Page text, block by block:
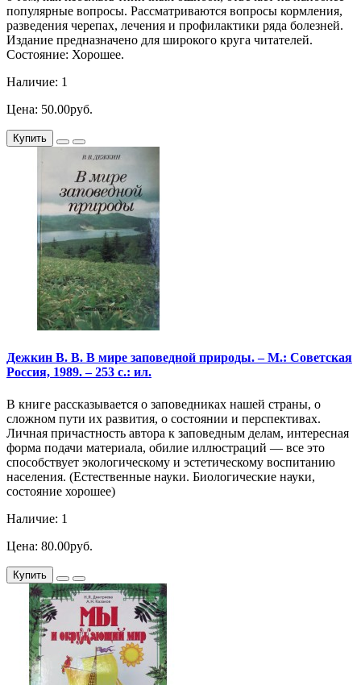
популярные вопросы. Рассматриваются вопросы кормления,
разведения черепах, лечения и профилактики ряда болезней.
Издание предназначено для широкого круга читателей.
Состояние: Хорошее.
Наличие: 1
Цена: 50.00руб.
Купить
Дежкин В. В. В мире заповедной природы. – М.: Советская
Россия, 1989. – 253 с.: ил.
В книге рассказывается о заповедниках нашей страны, о
сложном пути их развития, о состоянии и перспективах.
Личная причастность автора к заповедным делам, интересная
форма подачи материала, обилие иллюстраций — все это
способствует экологическому и эстетическому воспитанию
населения. (Естественные науки. Биологические науки,
состояние хорошее)
Наличие: 1
Цена: 80.00руб.
Купить